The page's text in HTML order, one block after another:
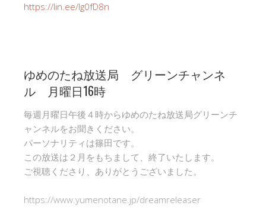
https://lin.ee/Ig0fD8n
ゆめのたね放送局 グリーンチャンネ
ル 月曜日16時
毎週月曜日午後４時からゆめのたね放送局グリーンチ
ャンネルをお聞きください。
パーソナリティは篠田です。
この放送は２月をもちまして、終了いたします。
ご視聴くださり、ありがとうございました。
https://www.yumenotane.jp/dreamreleaser